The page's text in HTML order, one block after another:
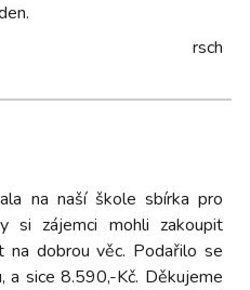
rsch
na naší škole sbírka pro
si zájemci mohli zakoupit
na dobrou věc. Podařilo se
a sice 8.590,-Kč. Děkujeme